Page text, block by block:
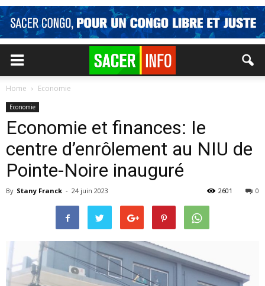
Home Economie
Economie
Economie et finances: Ie
centre d’enrôlement au NIU de
Pointe-Noire inauguré
By Stany Franck - 24 juin 2023 0
2601